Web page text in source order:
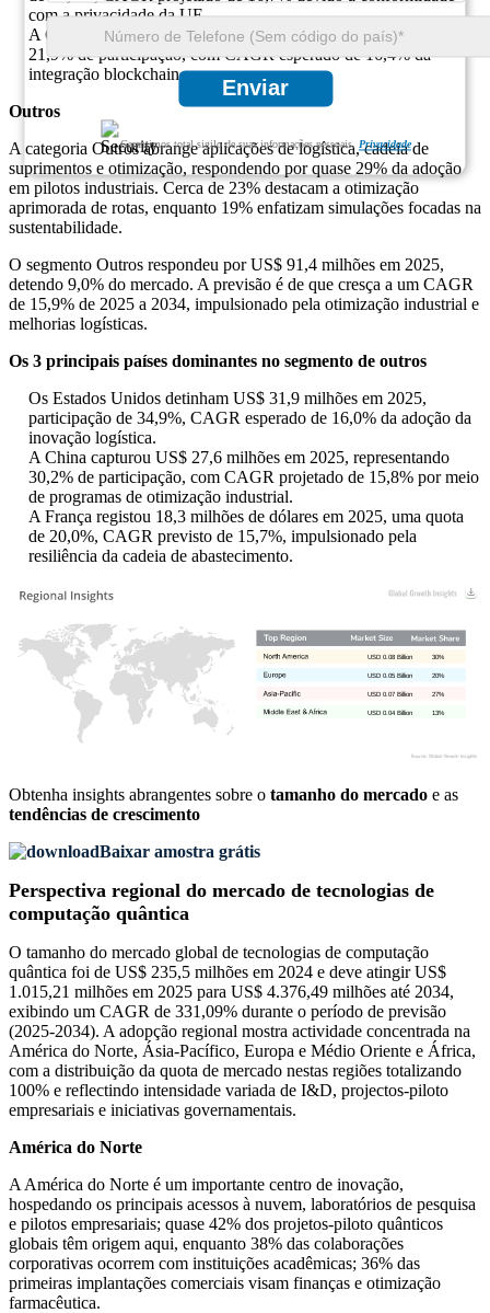
Enviar
Garantimos total sigilo de suas informações pessoais. Privacidade
com a privacidade da UE.
A China registrou US$ 36,1 milhões em 2025, representando
21,9% de participação, com CAGR esperado de 16,4% da
integração blockchain.
Outros
A categoria Outros abrange aplicações de logística, cadeia de
suprimentos e otimização, respondendo por quase 29% da adoção
em pilotos industriais. Cerca de 23% destacam a otimização
aprimorada de rotas, enquanto 19% enfatizam simulações focadas na
sustentabilidade.
O segmento Outros respondeu por US$ 91,4 milhões em 2025,
detendo 9,0% do mercado. A previsão é de que cresça a um CAGR
de 15,9% de 2025 a 2034, impulsionado pela otimização industrial e
melhorias logísticas.
Os 3 principais países dominantes no segmento de outros
Os Estados Unidos detinham US$ 31,9 milhões em 2025,
participação de 34,9%, CAGR esperado de 16,0% da adoção da
inovação logística.
A China capturou US$ 27,6 milhões em 2025, representando
30,2% de participação, com CAGR projetado de 15,8% por meio
de programas de otimização industrial.
A França registou 18,3 milhões de dólares em 2025, uma quota
de 20,0%, CAGR previsto de 15,7%, impulsionado pela
resiliência da cadeia de abastecimento.
13%
USD 0.04 Billion
27%
USD 0.07 Billion
20%
USD 0.05 Billion
30%
USD 0.08 Billion
Obtenha insights abrangentes sobre o tamanho do mercado e as
tendências de crescimento
Baixar amostra grátis
Perspectiva regional do mercado de tecnologias de
computação quântica
O tamanho do mercado global de tecnologias de computação
quântica foi de US$ 235,5 milhões em 2024 e deve atingir US$
1.015,21 milhões em 2025 para US$ 4.376,49 milhões até 2034,
exibindo um CAGR de 331,09% durante o período de previsão
(2025-2034). A adopção regional mostra actividade concentrada na
América do Norte, Ásia-Pacífico, Europa e Médio Oriente e África,
com a distribuição da quota de mercado nestas regiões totalizando
100% e reflectindo intensidade variada de I&D, projectos-piloto
empresariais e iniciativas governamentais.
América do Norte
A América do Norte é um importante centro de inovação,
hospedando os principais acessos à nuvem, laboratórios de pesquisa
e pilotos empresariais; quase 42% dos projetos-piloto quânticos
globais têm origem aqui, enquanto 38% das colaborações
corporativas ocorrem com instituições acadêmicas; 36% das
primeiras implantações comerciais visam finanças e otimização
farmacêutica.